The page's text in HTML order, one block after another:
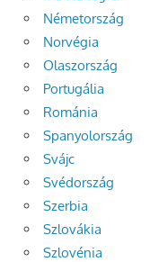
Németország
Norvégia
Olaszország
Portugália
Románia
Spanyolország
Svájc
Svédország
Szerbia
Szlovákia
Szlovénia